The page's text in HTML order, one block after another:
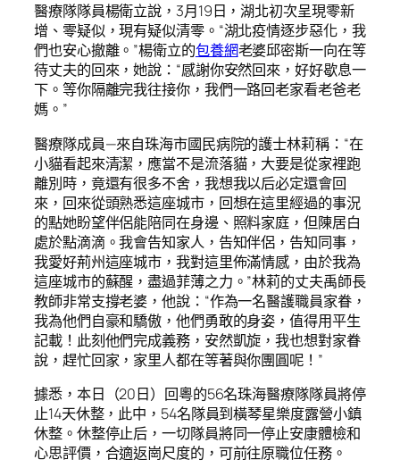
醫療隊隊員楊衛立說，3月19日，湖北初次呈現零新
增、零疑似，現有疑似清零。“湖北疫情逐步惡化，我
們也安心撤離。”楊衛立的包養網老婆邱密斯一向在等
待丈夫的回來，她說：“感謝你安然回來，好好歇息一
下。等你隔離完我往接你，我們一路回老家看老爸老
媽。”
醫療隊成員—來自珠海市國民病院的護士林莉稱：“在
小貓看起來清潔，應當不是流落貓，大要是從家裡跑
離別時，竟還有很多不舍，我想我以后必定還會回
來，回來從頭熟悉這座城市，回想在這里經過的事況
的點她盼望伴侶能陪同在身邊、照料家庭，但陳居白
處於點滴滴。我會告知家人，告知伴侶，告知同事，
我愛好荊州這座城市，我對這里佈滿情感，由於我為
這座城市的蘇醒，盡過菲薄之力。”林莉的丈夫禹師長
教師非常支撐老婆，他說：“作為一名醫護職員家眷，
我為他們自豪和驕傲，他們勇敢的身姿，值得用平生
記載！此刻他們完成義務，安然凱旋，我也想對家眷
說，趕忙回家，家里人都在等著與你團圓呢！”
據悉，本日（20日）回粵的56名珠海醫療隊隊員將停
止14天休整，此中，54名隊員到橫琴星樂度露營小鎮
休整。休整停止后，一切隊員將同一停止安康體檢和
心思評價，合適返崗尺度的，可前往原職位任務。